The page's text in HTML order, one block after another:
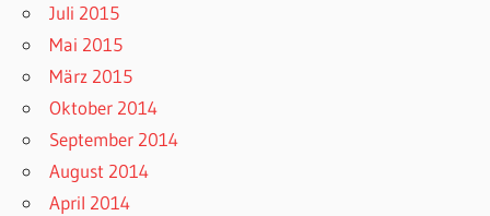
Juli 2015
Mai 2015
März 2015
Oktober 2014
September 2014
August 2014
April 2014